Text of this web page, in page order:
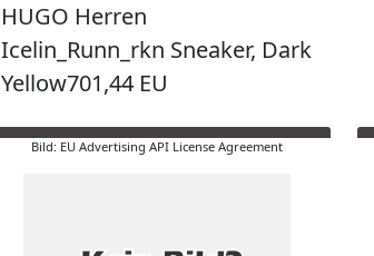
HUGO Herren
Icelin_Runn_rkn Sneaker, Dark
Yellow701,44 EU
Bild: EU Advertising API License Agreement